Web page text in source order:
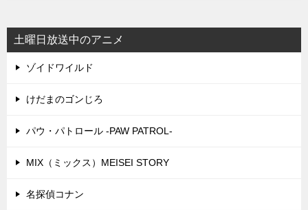
土曜日放送中のアニメ
ゾイドワイルド
けだまのゴンじろ
パウ・パトロール -PAW PATROL-
MIX（ミックス）MEISEI STORY
名探偵コナン